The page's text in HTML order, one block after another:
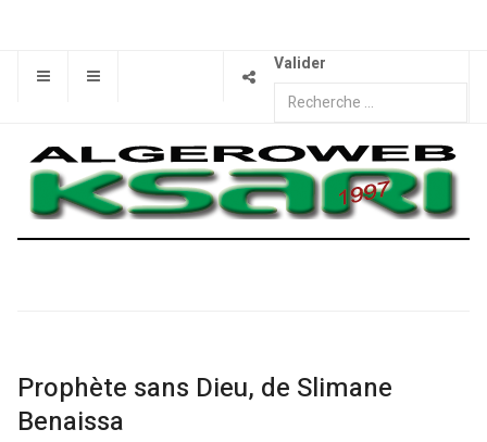
Valider
Prophète sans Dieu, de Slimane
Benaissa